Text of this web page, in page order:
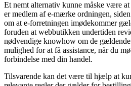
Et nemt alternativ kunne måske være
er medlem af e-mærke ordningen,
om at e-forretningen imødekommer
foruden at webbutikken undertiden
nødvendige knowhow om de
mulighed for at få assistance, når du
forbindelse med din handel.
Tilsvarende kan det være til hjælp at